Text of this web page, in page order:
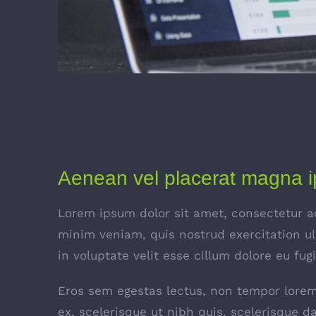
Aenean vel placerat magna
Lorem ipsum dolor sit amet, consectetur
minim veniam, quis nostrud exercitation
in voluptate velit esse cillum dolore eu
Eros sem egestas lectus, non tempor
ex, scelerisque ut nibh quis, scelerisque